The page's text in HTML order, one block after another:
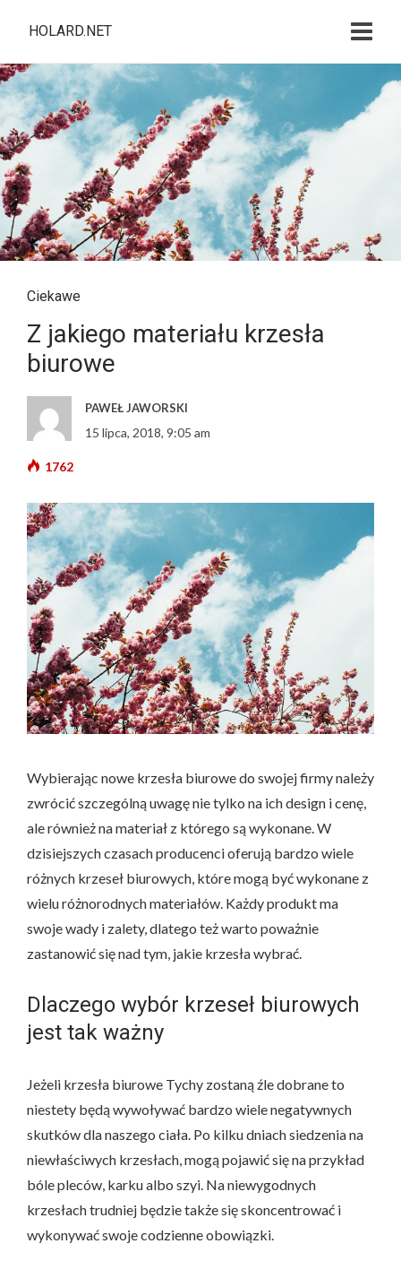
HOLARD.NET
Ciekawe
Z jakiego materiału krzesła
biurowe
PAWEŁ JAWORSKI
15 lipca, 2018, 9:05 am
1762
Wybierając nowe krzesła biurowe do swojej firmy należy
zwrócić szczególną uwagę nie tylko na ich design i cenę,
ale również na materiał z którego są wykonane. W
dzisiejszych czasach producenci oferują bardzo wiele
różnych krzeseł biurowych, które mogą być wykonane z
wielu różnorodnych materiałów. Każdy produkt ma
swoje wady i zalety, dlatego też warto poważnie
zastanowić się nad tym, jakie krzesła wybrać.
Dlaczego wybór krzeseł biurowych
jest tak ważny
Jeżeli krzesła biurowe Tychy zostaną źle dobrane to
niestety będą wywoływać bardzo wiele negatywnych
skutków dla naszego ciała. Po kilku dniach siedzenia na
niewłaściwych krzesłach, mogą pojawić się na przykład
bóle pleców, karku albo szyi. Na niewygodnych
krzesłach trudniej będzie także się skoncentrować i
wykonywać swoje codzienne obowiązki.